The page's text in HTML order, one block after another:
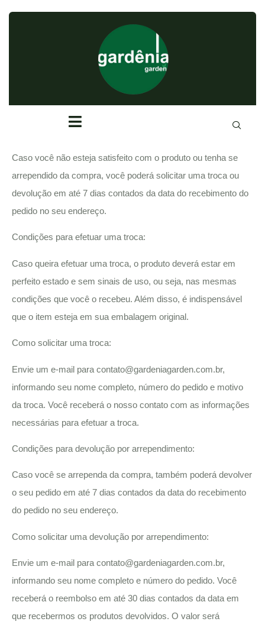
Política de
Troca de
Devolução
Caso você não esteja satisfeito com o produto ou tenha se
arrependido da compra, você poderá solicitar uma troca ou
devolução em até 7 dias contados da data do recebimento do
pedido no seu endereço.
Condições para efetuar uma troca:
Caso queira efetuar uma troca, o produto deverá estar em
perfeito estado e sem sinais de uso, ou seja, nas mesmas
condições que você o recebeu. Além disso, é indispensável
que o item esteja em sua embalagem original.
Como solicitar uma troca:
Envie um e-mail para contato@gardeniagarden.com.br,
informando seu nome completo, número do pedido e motivo
da troca. Você receberá o nosso contato com as informações
necessárias para efetuar a troca.
Condições para devolução por arrependimento:
Caso você se arrependa da compra, também poderá devolver
o seu pedido em até 7 dias contados da data do recebimento
do pedido no seu endereço.
Como solicitar uma devolução por arrependimento:
Envie um e-mail para contato@gardeniagarden.com.br,
informando seu nome completo e número do pedido. Você
receberá o reembolso em até 30 dias contados da data em
que recebermos os produtos devolvidos. O valor será